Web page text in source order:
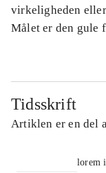
virkeligheden
Målet er den gule
Tidsskrift
Artiklen er en del
lorem